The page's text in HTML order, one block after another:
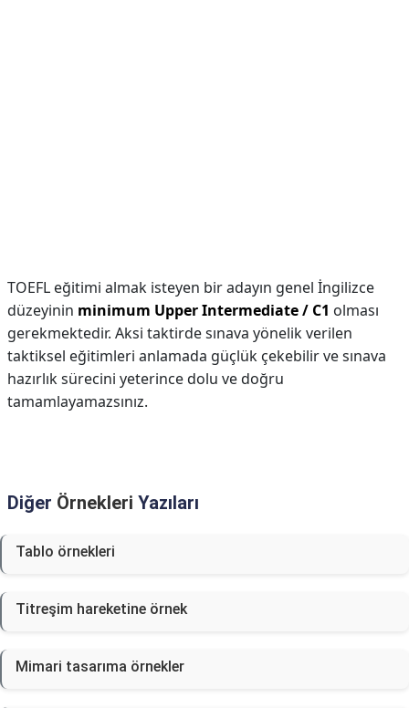
TOEFL eğitimi almak isteyen bir adayın genel İngilizce
düzeyinin minimum Upper Intermediate / C1 olması
gerekmektedir. Aksi taktirde sınava yönelik verilen
taktiksel eğitimleri anlamada güçlük çekebilir ve sınava
hazırlık sürecini yeterince dolu ve doğru
tamamlayamazsınız.
Diğer Örnekleri Yazıları
Tablo örnekleri
Titreşim hareketine örnek
Mimari tasarıma örnekler